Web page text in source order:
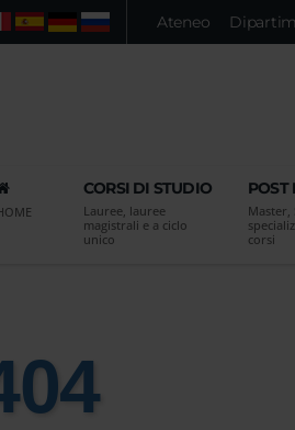
Ricerca avanzata
Ateneo
CORSI DI STUDIO
Lauree, lauree
magistrali e a ciclo
unico
POST
Master,
corsi